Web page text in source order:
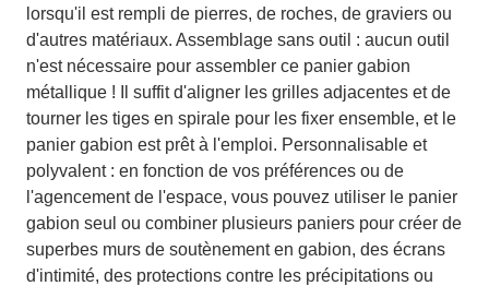
lorsqu'il est rempli de pierres, de roches, de graviers ou
d'autres matériaux. Assemblage sans outil : aucun outil
n'est nécessaire pour assembler ce panier gabion
métallique ! Il suffit d'aligner les grilles adjacentes et de
tourner les tiges en spirale pour les fixer ensemble, et le
panier gabion est prêt à l'emploi. Personnalisable et
polyvalent : en fonction de vos préférences ou de
l'agencement de l'espace, vous pouvez utiliser le panier
gabion seul ou combiner plusieurs paniers pour créer de
superbes murs de soutènement en gabion, des écrans
d'intimité, des protections contre les précipitations ou